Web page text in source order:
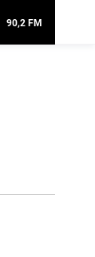
90,2 FM